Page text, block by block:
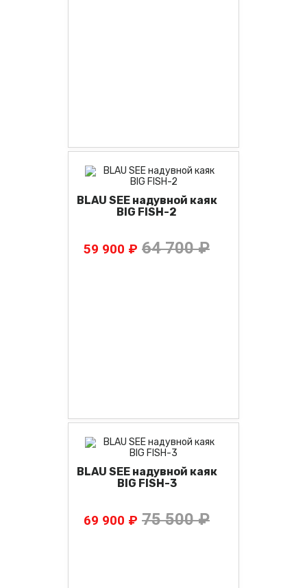
BLAU SEE надувной каяк
BIG FISH-2
59 900 ₽ 64 700 ₽
BLAU SEE надувной каяк
BIG FISH-3
69 900 ₽ 75 500 ₽